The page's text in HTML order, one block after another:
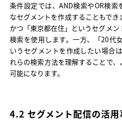
条件設定では、AND検索やOR検
なセグメントを作成することもでき
かつ「東京都在住」というセグメ
検索を使用します。一方、「20代
いうセグメントを作成したい場合
れらの検索方法を理解することで
可能になります。
4.2 セグメント配信の活用